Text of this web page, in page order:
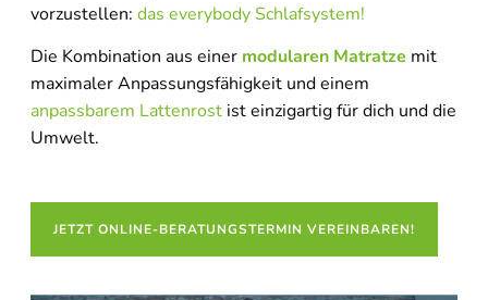
vorzustellen: das everybody Schlafsystem!
Die Kombination aus einer modularen Matratze mit
maximaler Anpassungsfähigkeit und einem
anpassbarem Lattenrost ist einzigartig für dich und die
Umwelt.
JETZT ONLINE-BERATUNGSTERMIN VEREINBAREN!